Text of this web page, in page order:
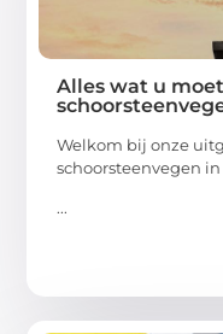
Alles wat u
Welkom bij onze
schoorsteenvegen in
...